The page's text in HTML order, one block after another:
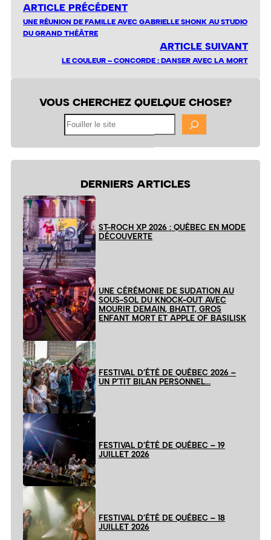
ARTICLE PRÉCÉDENT
UNE RÉUNION DE FAMILLE AVEC GABRIELLE SHONK AU STUDIO
DU GRAND THÉÂTRE
ARTICLE SUIVANT
LE COULEUR – CONCORDE : DANSER AVEC LA MORT
VOUS CHERCHEZ QUELQUE CHOSE?
DERNIERS ARTICLES
ST-ROCH XP 2026 : QUÉBEC EN MODE
DÉCOUVERTE
UNE CÉRÉMONIE DE SUDATION AU
SOUS-SOL DU KNOCK-OUT AVEC
MOURIR DEMAIN, BHATT, GROS
ENFANT MORT ET APPLE OF BASILISK
FESTIVAL D’ÉTÉ DE QUÉBEC 2026 –
UN P’TIT BILAN PERSONNEL…
FESTIVAL D’ÉTÉ DE QUÉBEC – 19
JUILLET 2026
FESTIVAL D’ÉTÉ DE QUÉBEC – 18
JUILLET 2026